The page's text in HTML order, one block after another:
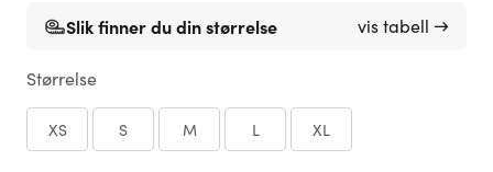
Slik finner du din størrelse vis tabell →
Størrelse
XS S M L XL